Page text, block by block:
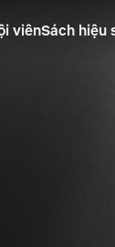
viênSách hiệu